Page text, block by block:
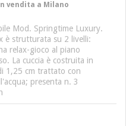
vendita a Milano
Mod. Springtime Luxury.
è strutturata su 2 livelli:
relax-gioco al piano
La cuccia è costruita in
1,25 cm trattato con
presenta n. 3